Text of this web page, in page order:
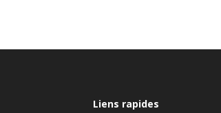
Liens rapides